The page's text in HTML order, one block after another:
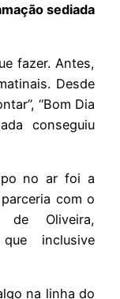
sediada
fazer. Antes,
Desde
“Bom Dia
conseguiu
no ar foi a
com o
de Oliveira,
inclusive
na linha do